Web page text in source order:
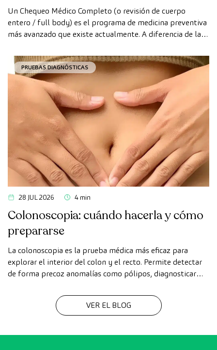
Un Chequeo Médico Completo (o revisión de cuerpo
entero / full body) es el programa de medicina preventiva
más avanzado que existe actualmente. A diferencia de las
tecnología de diagnóstico por la imagen de última
generación para evaluar de forma exhaustiva el estado de
los órganos vitales, el sistema vascular y el cerebro antes
de que aparezcan los primeros síntomas.
PRUEBAS DIAGNÓSTICAS
28 JUL 2026 4 min
Colonoscopia: cuándo hacerla y cómo
prepararse
La colonoscopia es la prueba médica más eficaz para
explorar el interior del colon y el recto. Permite detectar
de forma precoz anomalías como pólipos, diagnosticar
VER EL BLOG